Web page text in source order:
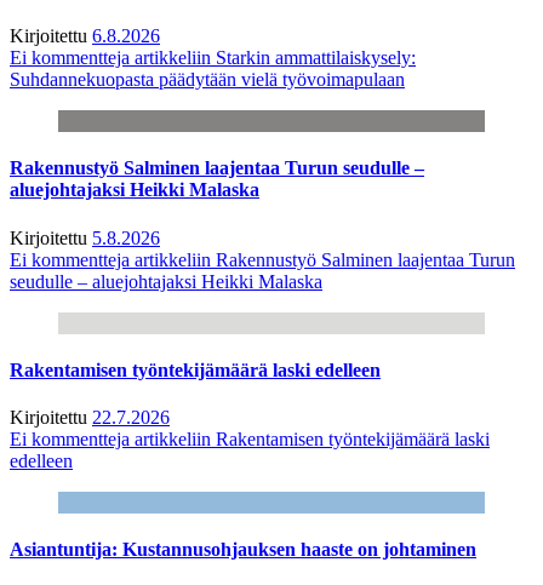
Kirjoitettu 6.8.2026
Ei kommentteja artikkeliin Starkin ammattilaiskysely:
Suhdannekuopasta päädytään vielä työvoimapulaan
Rakennustyö Salminen laajentaa Turun seudulle –
aluejohtajaksi Heikki Malaska
Kirjoitettu 5.8.2026
Ei kommentteja artikkeliin Rakennustyö Salminen laajentaa Turun
seudulle – aluejohtajaksi Heikki Malaska
Rakentamisen työntekijämäärä laski edelleen
Kirjoitettu 22.7.2026
Ei kommentteja artikkeliin Rakentamisen työntekijämäärä laski
edelleen
Asiantuntija: Kustannusohjauksen haaste on johtaminen